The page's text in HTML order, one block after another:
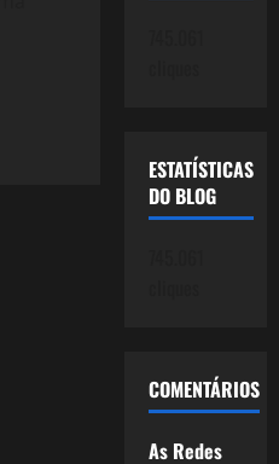
ESTATÍSTICAS
DO BLOG
COMENTÁRIOS
As Redes